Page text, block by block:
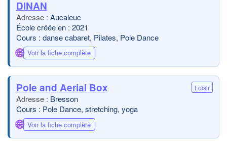
DINAN
Aucaleuc
École créée en : 2021
Cours : danse cabaret, Pilates, Pole Dance
🌐 Voir la fiche complète
Pole and Aerial Box Loisir
Bresson
Cours : Pole Dance, stretching, yoga
🌐 Voir la fiche complète